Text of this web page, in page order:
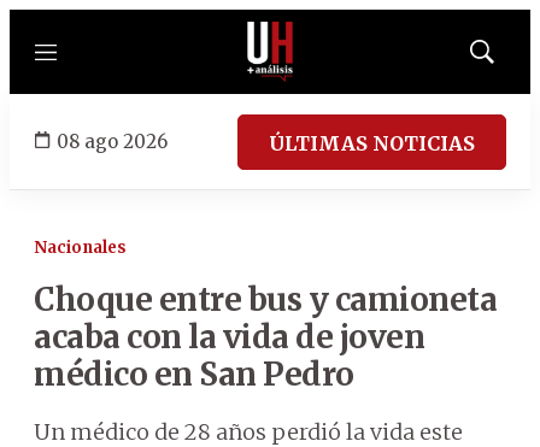
Menú
Mostrar
08 ago 2026 ÚLTIMAS NOTICIAS
Nacionales
Choque entre bus y camioneta
acaba con la vida de joven
médico en San Pedro
Un médico de 28 años perdió la vida este